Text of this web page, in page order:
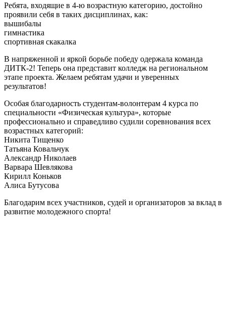
Ребята, входящие в 4-ю возрастную категорию, достойно
проявили себя в таких дисциплинах, как:
вышибалы
гимнастика
спортивная скакалка
В напряженной и яркой борьбе победу одержала команда
ДИТК-2! Теперь она представит колледж на региональном
этапе проекта. Желаем ребятам удачи и уверенных
результатов!
Особая благодарность студентам-волонтерам 4 курса по
специальности «Физическая культура», которые
профессионально и справедливо судили соревнования всех
возрастных категорий:
Никита Тищенко
Татьяна Ковальчук
Александр Николаев
Варвара Шевлякова
Кирилл Коньков
Алиса Бутусова
Благодарим всех участников, судей и организаторов за вклад в
развитие молодежного спорта!